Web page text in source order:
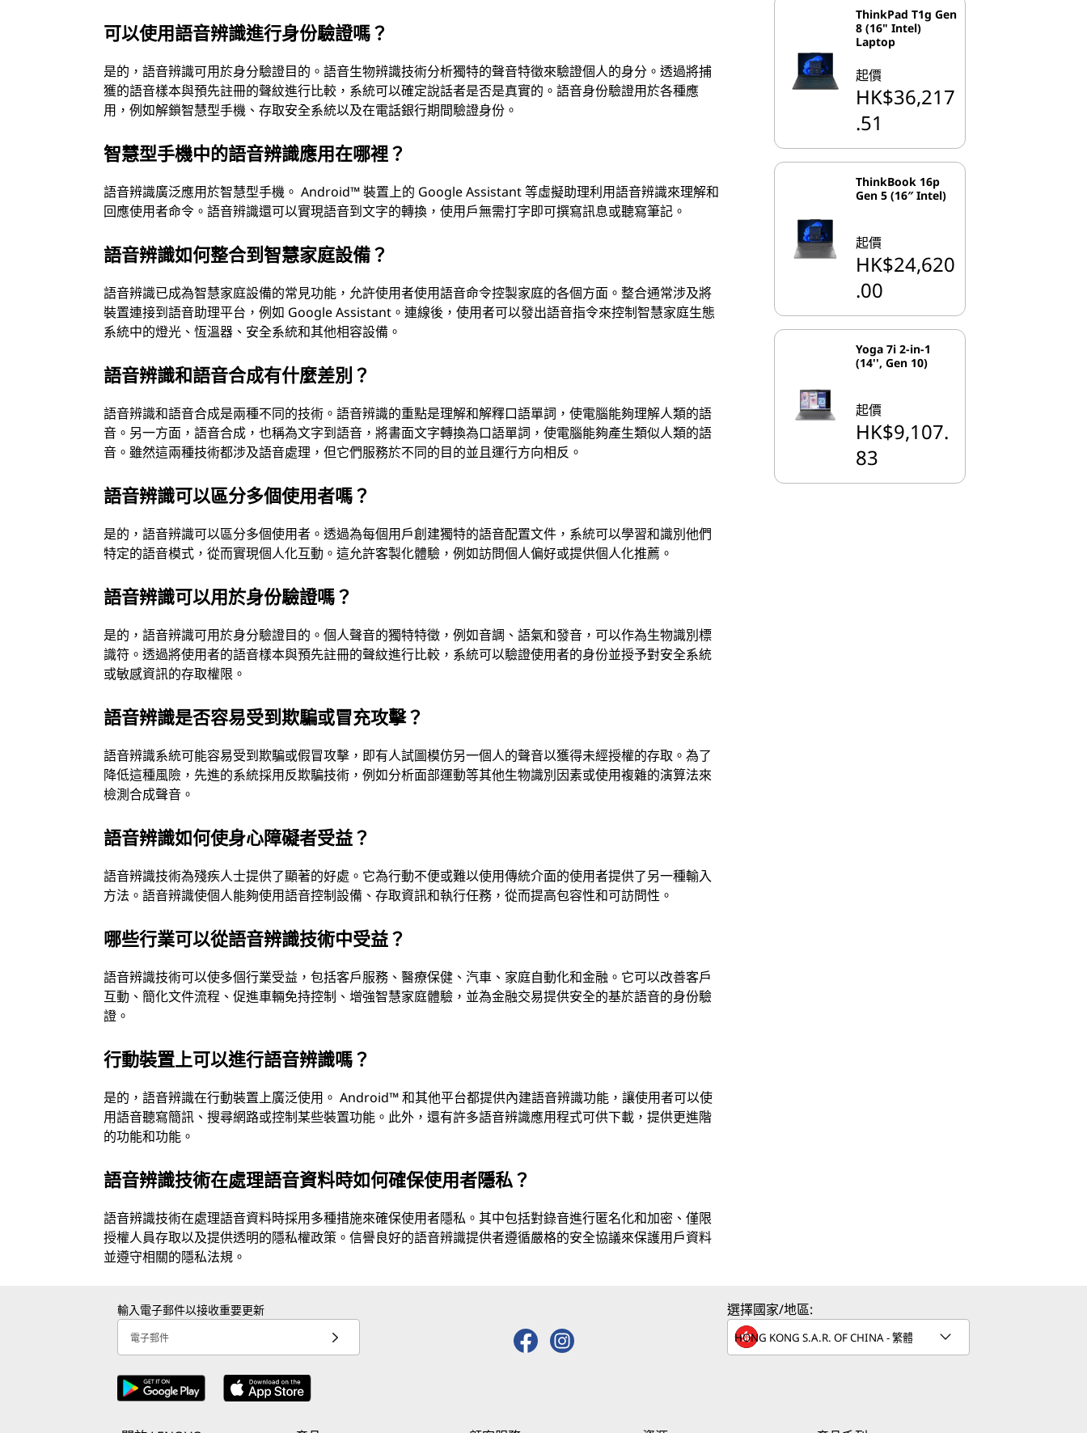
可以使用語音辨識進行身份驗證嗎？
是的，語音辨識可用於身分驗證目的。語音生物辨識技術分析獨特的聲音特徵來驗證個人的身分。透過將捕
獲的語音樣本與預先註冊的聲紋進行比較，系統可以確定說話者是否是真實的。語音身份驗證用於各種應
用，例如解鎖智慧型手機、存取安全系統以及在電話銀行期間驗證身份。
智慧型手機中的語音辨識應用在哪裡？
語音辨識廣泛應用於智慧型手機。 Android™ 裝置上的 Google Assistant 等虛擬助理利用語音辨識來理解和
回應使用者命令。語音辨識還可以實現語音到文字的轉換，使用戶無需打字即可撰寫訊息或聽寫筆記。
語音辨識如何整合到智慧家庭設備？
語音辨識已成為智慧家庭設備的常見功能，允許使用者使用語音命令控製家庭的各個方面。整合通常涉及將
裝置連接到語音助理平台，例如 Google Assistant。連線後，使用者可以發出語音指令來控制智慧家庭生態
系統中的燈光、恆溫器、安全系統和其他相容設備。
語音辨識和語音合成有什麼差別？
語音辨識和語音合成是兩種不同的技術。語音辨識的重點是理解和解釋口語單詞，使電腦能夠理解人類的語
音。另一方面，語音合成，也稱為文字到語音，將書面文字轉換為口語單詞，使電腦能夠產生類似人類的語
音。雖然這兩種技術都涉及語音處理，但它們服務於不同的目的並且運行方向相反。
語音辨識可以區分多個使用者嗎？
是的，語音辨識可以區分多個使用者。透過為每個用戶創建獨特的語音配置文件，系統可以學習和識別他們
特定的語音模式，從而實現個人化互動。這允許客製化體驗，例如訪問個人偏好或提供個人化推薦。
語音辨識可以用於身份驗證嗎？
是的，語音辨識可用於身分驗證目的。個人聲音的獨特特徵，例如音調、語氣和發音，可以作為生物識別標
識符。透過將使用者的語音樣本與預先註冊的聲紋進行比較，系統可以驗證使用者的身份並授予對安全系統
或敏感資訊的存取權限。
語音辨識是否容易受到欺騙或冒充攻擊？
語音辨識系統可能容易受到欺騙或假冒攻擊，即有人試圖模仿另一個人的聲音以獲得未經授權的存取。為了
降低這種風險，先進的系統採用反欺騙技術，例如分析面部運動等其他生物識別因素或使用複雜的演算法來
檢測合成聲音。
語音辨識如何使身心障礙者受益？
語音辨識技術為殘疾人士提供了顯著的好處。它為行動不便或難以使用傳統介面的使用者提供了另一種輸入
方法。語音辨識使個人能夠使用語音控制設備、存取資訊和執行任務，從而提高包容性和可訪問性。
哪些行業可以從語音辨識技術中受益？
語音辨識技術可以使多個行業受益，包括客戶服務、醫療保健、汽車、家庭自動化和金融。它可以改善客戶
互動、簡化文件流程、促進車輛免持控制、增強智慧家庭體驗，並為金融交易提供安全的基於語音的身份驗
證。
行動裝置上可以進行語音辨識嗎？
是的，語音辨識在行動裝置上廣泛使用。 Android™ 和其他平台都提供內建語音辨識功能，讓使用者可以使
用語音聽寫簡訊、搜尋網路或控制某些裝置功能。此外，還有許多語音辨識應用程式可供下載，提供更進階
的功能和功能。
語音辨識技術在處理語音資料時如何確保使用者隱私？
語音辨識技術在處理語音資料時採用多種措施來確保使用者隱私。其中包括對錄音進行匿名化和加密、僅限
授權人員存取以及提供透明的隱私權政策。信譽良好的語音辨識提供者遵循嚴格的安全協議來保護用戶資料
並遵守相關的隱私法規。
ThinkPad T1g Gen
8 (16" Intel)
Laptop
起價
HK$36,217
.51
ThinkBook 16p
Gen 5 (16″ Intel)
起價
HK$24,620
.00
Yoga 7i 2-in-1
(14'', Gen 10)
起價
HK$9,107.
83
輸入電子郵件以接收重要更新
電子郵件
選擇國家/地區: